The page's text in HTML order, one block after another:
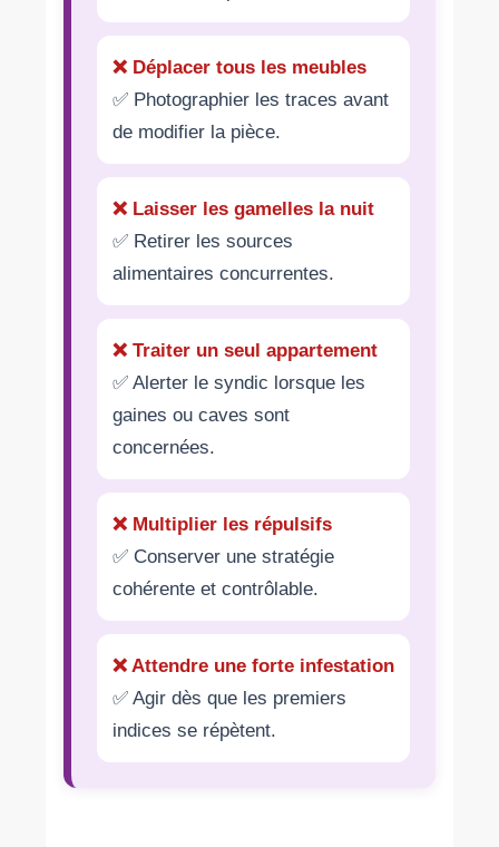
❌ Déplacer tous les meubles
✅ Photographier les traces avant
de modifier la pièce.
❌ Laisser les gamelles la nuit
✅ Retirer les sources
alimentaires concurrentes.
❌ Traiter un seul appartement
✅ Alerter le syndic lorsque les
gaines ou caves sont
concernées.
❌ Multiplier les répulsifs
✅ Conserver une stratégie
cohérente et contrôlable.
❌ Attendre une forte infestation
✅ Agir dès que les premiers
indices se répètent.